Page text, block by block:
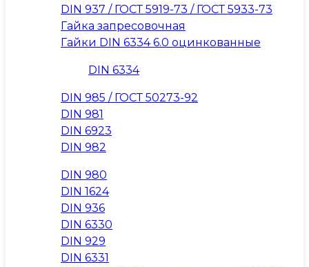
DIN 937 / ГОСТ 5919-73 / ГОСТ 5933-73
Гайка запресовочная
Гайки DIN 6334 6.0 оцинкованные
DIN 6334
DIN 985 / ГОСТ 50273-92
DIN 981
DIN 6923
DIN 982
DIN 980
DIN 1624
DIN 936
DIN 6330
DIN 929
DIN 6331